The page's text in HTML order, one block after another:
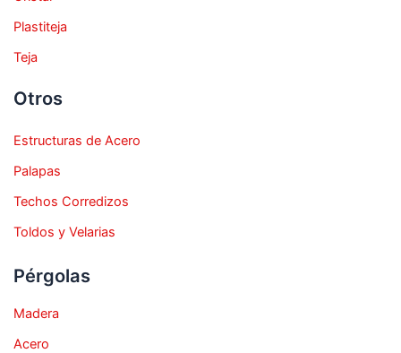
Plastiteja
Teja
Otros
Estructuras de Acero
Palapas
Techos Corredizos
Toldos y Velarias
Pérgolas
Madera
Acero